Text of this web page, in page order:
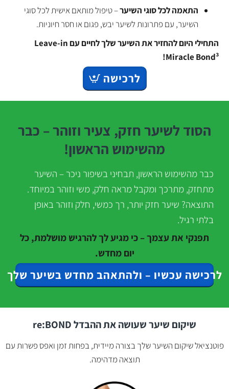
התאמה לכל סוגי השיער– טיפול מותאם אישית לכל סוגי
השיער, עם פתרונות לשיער יבש, פגום או חסר חיוניות.
התחילי היום להחזיר את השיער שלך לחיים עם Leave-in
Miracle Bond³!
לרכישה
הסוד לשיער חזק, צעיר וזוהר – כבר
מהשימוש הראשון!
כבר מהשימוש הראשון, תבחיני בשיפור ניכר – השיער
מתחזק, מתרכך ומקבל מראה חלק, משי וזוהר במיוחד.
התוצאה? שיער חזק יותר, רך כמשי, חלק וזוהר באופן
בלתי רגיל.
תפנקי את עצמך – כי מגיע לך להרגיש מושלמת, כל
יום מחדש.
לרכישה עכשיו – ולהתאהב מחדש בשיער שלך
שיקום שיער שעושה את ההבדל re:BOND
פוטנציאל שיקום השיער שלך בצורה מיידית, בפחות זמן ואפס פשרות עם
תוצאה מדהימה.